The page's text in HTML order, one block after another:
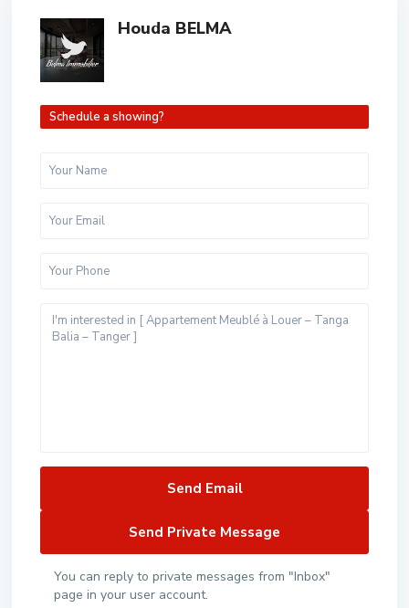
Houda BELMA
Schedule a showing?
You can reply to private messages from "Inbox"
page in your user account.